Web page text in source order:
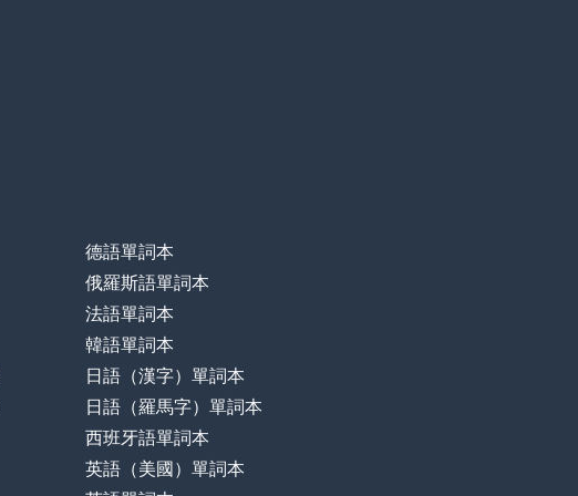
德語單詞本
俄羅斯語單詞本
法語單詞本
韓語單詞本
日語（漢字）單詞本
日語（羅馬字）單詞本
西班牙語單詞本
英語（美國）單詞本